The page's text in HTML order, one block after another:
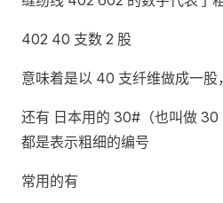
402 40 支数 2 股
意味着是以 40 支纤维做成一
还有 日本用的 30#（也叫做 30
都是表示粗细的编号
常用的有